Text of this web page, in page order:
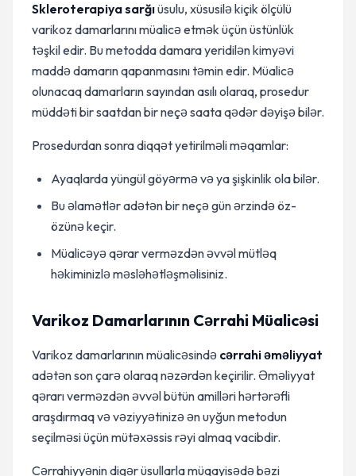
Skleroterapiya sarğıüsulu, xüsusilə kiçik ölçülü
varikoz damarlarını müalicə etmək üçün üstünlük
təşkil edir. Bu metodda damara yeridilən kimyəvi
maddə damarın qapanmasını təmin edir. Müalicə
olunacaq damarların sayından asılı olaraq, prosedur
müddəti bir saatdan bir neçə saata qədər dəyişə bilər.
Prosedurdan sonra diqqət yetirilməli məqamlar:
Ayaqlarda yüngül göyərmə və ya şişkinlik ola bilər.
Bu əlamətlər adətən bir neçə gün ərzində öz-
özünə keçir.
Müalicəyə qərar verməzdən əvvəl mütləq
həkiminizlə məsləhətləşməlisiniz.
Varikoz Damarlarının Cərrahi Müalicəsi
Varikoz damarlarının müalicəsində cərrahi əməliyyat
adətən son çarə olaraq nəzərdən keçirilir. Əməliyyat
qərarı verməzdən əvvəl bütün amilləri hərtərəfli
araşdırmaq və vəziyyətinizə ən uyğun metodun
seçilməsi üçün mütəxəssis rəyi almaq vacibdir.
Cərrahiyyənin digər üsullarla müqayisədə bəzi